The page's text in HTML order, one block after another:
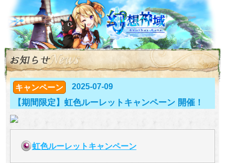
キャンペーン 2025-07-09
【期間限定】虹色ルーレットキャンペーン 開催！
虹色ルーレットキャンペーン